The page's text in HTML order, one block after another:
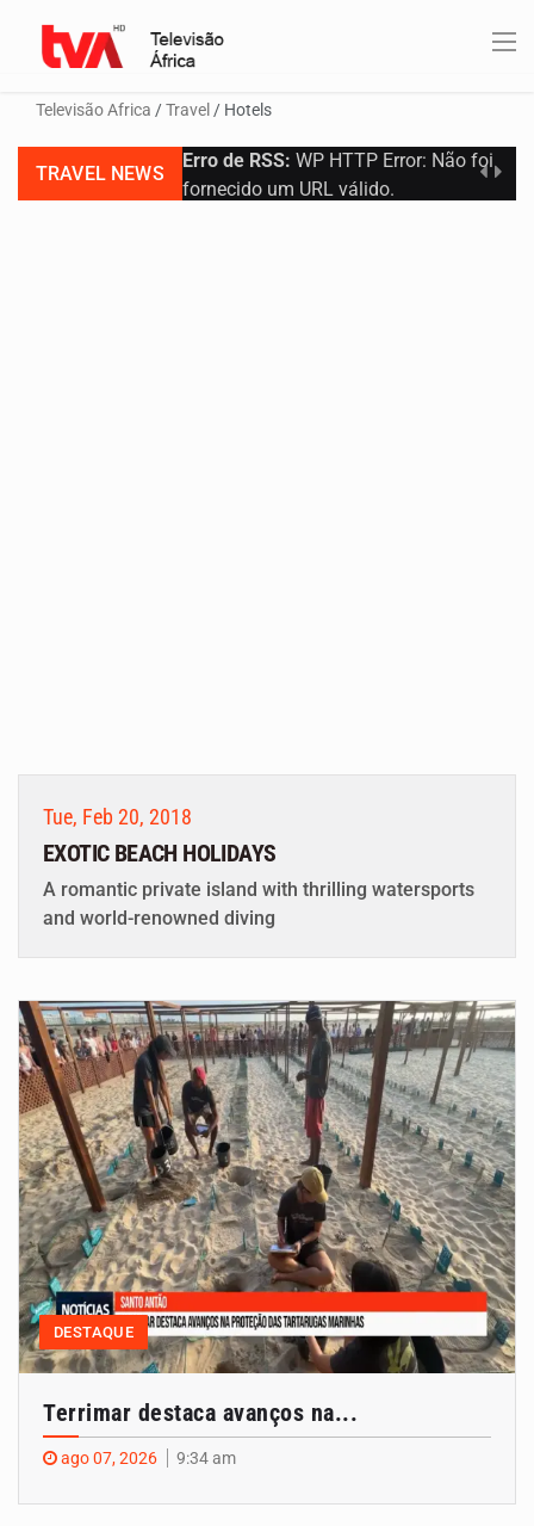
Televisão Africa /Travel / Hotels
TRAVEL NEWS
Erro de RSS: WP HTTP Error: Não foi
fornecido um URL válido.
Tue, Feb 20, 2018
EXOTIC BEACH HOLIDAYS
A romantic private island with thrilling watersports
and world-renowned diving
DESTAQUE
Terrimar destaca avanços na...
ago 07, 2026 9:34 am